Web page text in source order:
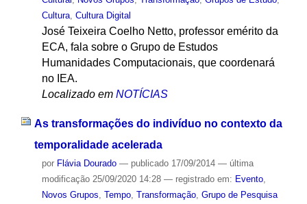
Cultura, Cultura Digital
José Teixeira Coelho Netto, professor emérito da
ECA, fala sobre o Grupo de Estudos
Humanidades Computacionais, que coordenará
no IEA.
Localizado em NOTÍCIAS
As transformações do indivíduo no contexto da
temporalidade acelerada
por Flávia Dourado — publicado17/09/2014 — última
modificação25/09/2020 14:28 — registrado em: Evento,
Novos Grupos Tempo, Transformação, Grupo de Pesquisa